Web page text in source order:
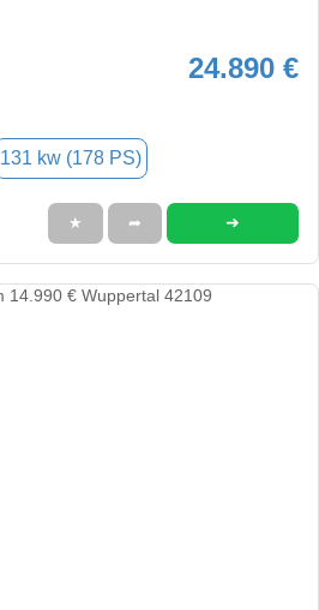
24.890 €
131 kw (178 PS)
★ ➦ ➜